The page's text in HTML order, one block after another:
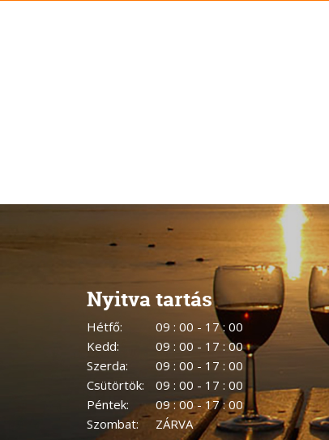
Nyitva tartás
Hétfő:
09 : 00 - 17 : 00
Kedd:
09 : 00 - 17 : 00
Szerda:
09 : 00 - 17 : 00
Csütörtök:
09 : 00 - 17 : 00
Péntek:
09 : 00 - 17 : 00
Szombat:
ZÁRVA